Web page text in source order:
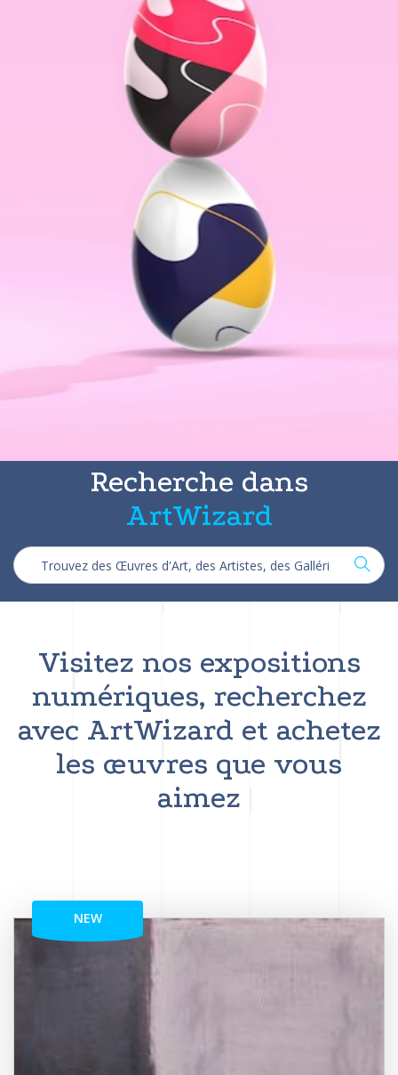
Recherche dans
ArtWizard
Visitez nos expositions
numériques, recherchez
avec ArtWizard et achetez
les œuvres que vous
aimez
NEW